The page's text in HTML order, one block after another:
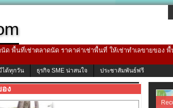
พื้นที่เช่าตลาดนัด ราคาค่าเช่าพื้นที่ ให้เช่าทำเลขายของ
ได้ทุกวัน ธุรกิจ SME น่าสนใจ ประชาสัมพันธ์ฟรี
อง